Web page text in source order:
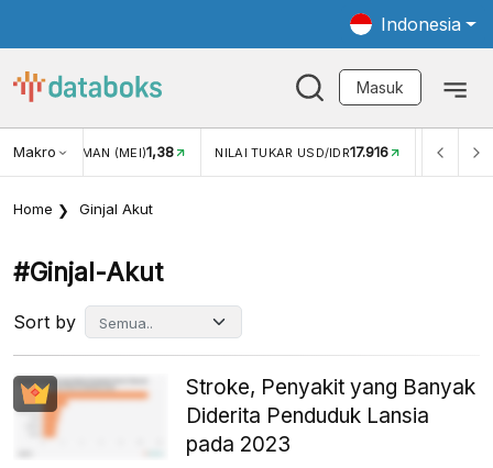
Indonesia
Masuk
MakroWISMAN (MEI)1,38 NILAI TUKAR USD/IDR17.916 INFLASI
Home Ginjal Akut
#ginjal-Akut
Sort by
Stroke, Penyakit yang Banyak
Diderita Penduduk Lansia
pada 2023